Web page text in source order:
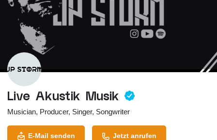
Live Akustik Musik
Musician, Producer, Singer, Songwriter
E-Mail senden Jetzt anrufen